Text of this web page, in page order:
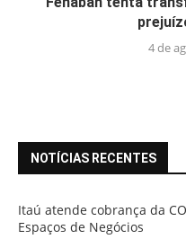
4 de
NOTÍCIAS RECENTES
Itaú atende cobrança da
Espaços de Negócios